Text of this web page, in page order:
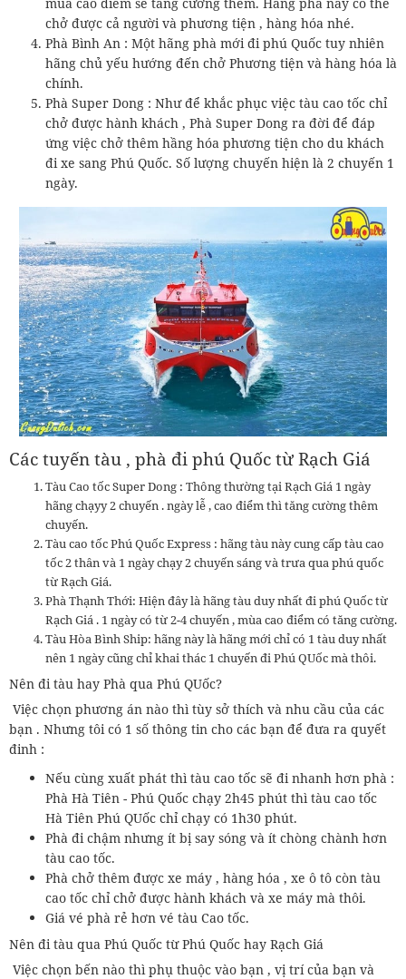
chở được cả người và phương tiện , hàng hóa nhé.
Phà Bình An : Một hãng phà mới đi phú Quốc tuy nhiên
hãng chủ yếu hướng đến chở Phương tiện và hàng hóa là
chính.
Phà Super Dong : Như để khắc phục việc tàu cao tốc chỉ
chở được hành khách , Phà Super Dong ra đời để đáp
ứng việc chở thêm hầng hóa phương tiện cho du khách
đi xe sang Phú Quốc. Số lượng chuyến hiện là 2 chuyến 1
ngày.
Các tuyến tàu , phà điphú Quốc từ Rạch Giá
Tàu Cao tốc Super Dong : Thông thường tại Rạch Giá 1 ngày
hãng chạyy 2 chuyến . ngày lễ , cao điểm thì tăng cường thêm
chuyến.
Tàu cao tốc Phú Quốc Express : hãng tàu này cung cấp tàu cao
tốc 2 thân và 1 ngày chạy 2 chuyến sáng và trưa qua phú quốc
từ Rạch Giá.
Phà Thạnh Thới: Hiện đây là hãng tàu duy nhất đi phú Quốc từ
Rạch Giá . 1 ngày có từ 2-4 chuyến , mùa cao điểm có tăng cường.
Tàu Hòa Bình Ship: hãng này là hãng mới chỉ có 1 tàu duy nhất
nên 1 ngày cũng chỉ khai thác 1 chuyến đi Phú QUốc mà thôi.
Nên đi tàu hay Phà qua Phú QUốc?
Việc chọn phương án nào thì tùy sở thích và nhu cầu của các
bạn . Nhưng tôi có 1 số thông tin cho các bạn để đưa ra quyết
đinh :
Nếu cùng xuất phát thì tàu cao tốc sẽ đi nhanh hơn phà :
Phà Hà Tiên - Phú Quốc chạy 2h45 phút thì tàu cao tốc
Hà Tiên Phú QUốc chỉ chạy có 1h30 phút.
Phà đi chậm nhưng ít bị say sóng và ít chòng chành hơn
tàu cao tốc.
Phà chở thêm được xe máy , hàng hóa , xe ô tô còn tàu
cao tốc chỉ chở được hành khách và xe máy mà thôi.
Giá vé phà rẻ hơn vé tàu Cao tốc.
Nên đi tàu qua Phú Quốc từ Phú Quốc hay Rạch Giá
Việc chọn bến nào thì phụ thuộc vào bạn , vị trí của bạn và